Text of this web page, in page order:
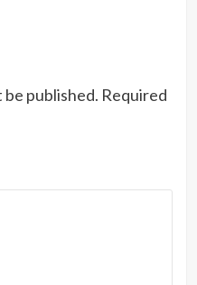
be published. Required